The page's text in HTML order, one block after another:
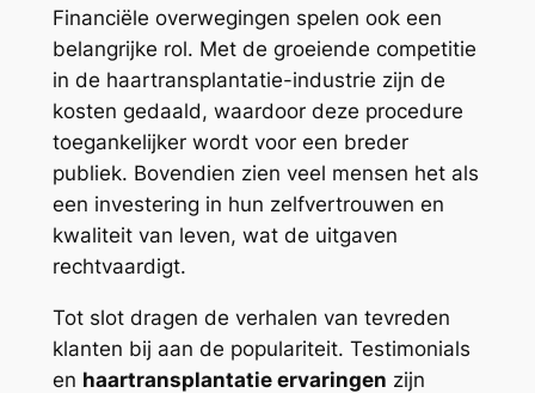
Financiële overwegingen spelen ook een
belangrijke rol. Met de groeiende competitie
in de haartransplantatie-industrie zijn de
kosten gedaald, waardoor deze procedure
toegankelijker wordt voor een breder
publiek. Bovendien zien veel mensen het als
een investering in hun zelfvertrouwen en
kwaliteit van leven, wat de uitgaven
rechtvaardigt.
Tot slot dragen de verhalen van tevreden
klanten bij aan de populariteit. Testimonials
en haartransplantatie ervaringen zijn